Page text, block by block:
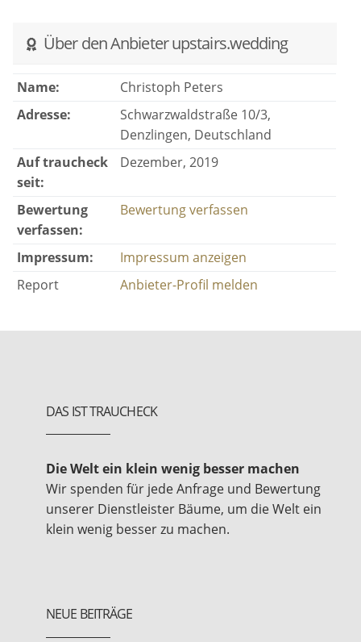
Über den Anbieter upstairs.wedding
Name:
Christoph Peters
Adresse:
Schwarzwaldstraße 10/3,
Denzlingen, Deutschland
Auf traucheck
seit:
Dezember, 2019
Bewertung
verfassen:
Bewertung verfassen
Impressum:
Impressum anzeigen
Report
Anbieter-Profil melden
DAS IST TRAUCHECK
Die Welt ein klein wenig besser machen
Wir spenden für jede Anfrage und Bewertung
unserer Dienstleister Bäume, um die Welt ein
klein wenig besser zu machen.
NEUE BEITRÄGE